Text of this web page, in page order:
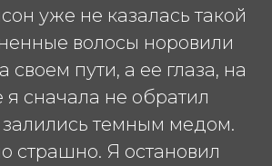
уже не казалась такой
волосы норовили
своем пути, а ее глаза, на
я сначала не обратил
темным медом.
страшно. Я остановил